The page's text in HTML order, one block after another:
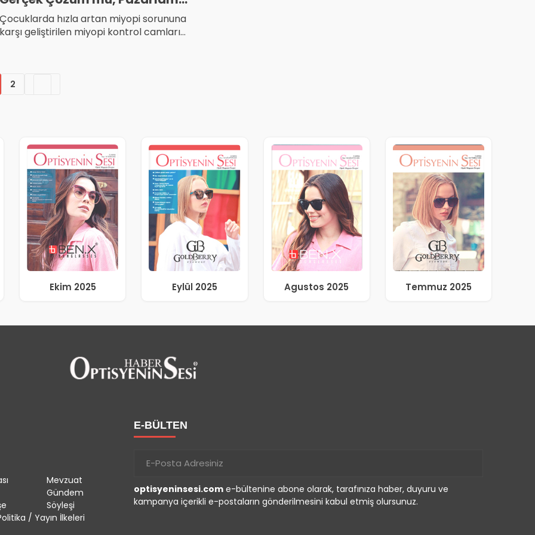
Mucizesi mi?
Çocuklarda hızla artan miyopi sorununa
karşı geliştirilen miyopi kontrol camları
dayanakları, faydaları ve Fransa’nın geri
ödeme kararı gazeteci gözüyle
inceleniyor.
2
Ekim 2025 Eylül 2025 Agustos 2025 Temmuz 2025
Mevzuat
Gündem
Söyleşi
/ Yayın İlkeleri
E-BÜLTEN
optisyeninsesi.com e-bültenine abone olarak, tarafınıza haber, duyuru ve
kampanya içerikli e-postaların gönderilmesini kabul etmiş olursunuz.